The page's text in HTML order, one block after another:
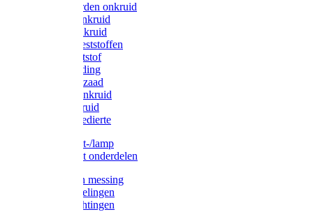
Protect Garden onkruid
Diversen onkruid
Solabiol onkruid
Solabiol meststoffen
Pokon meststof
Pokon voeding
Pokon graszaad
Roundup onkruid
Pokon onkruid
Pokon ongedierte
Vliegenkast-/lamp
Vliegenkast onderdelen
Zuigkorven messing
Geka koppelingen
Geka afdichtingen